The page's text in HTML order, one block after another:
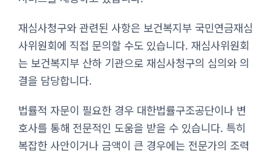
재심사청구와 관련된 사항은 보건복지부 국민연금재심
사위원회에 직접 문의할 수도 있습니다. 재심사위원회
는 보건복지부 산하 기관으로 재심사청구의 심의와 의
결을 담당합니다.
법률적 자문이 필요한 경우 대한법률구조공단이나 변
호사를 통해 전문적인 도움을 받을 수 있습니다. 특히
복잡한 사안이거나 금액이 큰 경우에는 전문가의 조력